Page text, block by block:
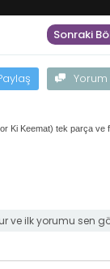
Sonraki
Yorum
Ki Keemat) tek parça ve
ve ilk yorumu sen